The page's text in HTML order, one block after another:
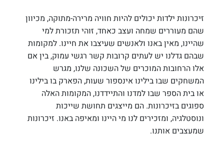
זיכרונות ילדות יכולים להיות חוויה מרירה-מתוקה, מכיוון
שהם מעוררים שמחה ועצב כאחד, זוהי תזכורת למי
שהיינו, מאין באנו ולאנשים שעיצבו את חיינו. למקומות
שבהם גדלנו יש לעתים קרובות קשר רגשי עמוק, בין אם
אלו הרחובות המוכרים של השכונה שלנו, מגרש
המשחקים שבו בילינו אינספור שעות, הפארק בו בילינו
או בית הספר שבו למדנו והתיידדנו, המקומות האלה
ספוגים בזיכרונות. הם מייצגים תחושת שייכות
ונוסטלגיה, ומזכירים לנו מי היינו ומאיפה באנו. זיכרונות
שמעצבים אותנו.